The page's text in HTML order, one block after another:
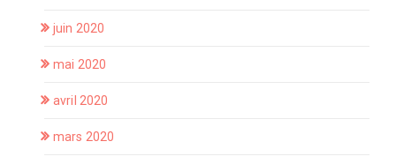
juin 2020
mai 2020
avril 2020
mars 2020